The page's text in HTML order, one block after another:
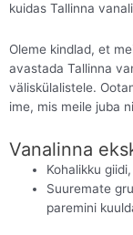
kuidas Tallinna
Oleme kindlad, et
avastada Tallinna
väliskülalistele.
ime, mis meile juba
Vanalinna
Kohalikku
Suuremate
paremini